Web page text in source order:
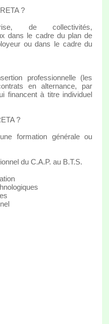
?
de collectivités,
dans le cadre du plan de
ou dans le cadre du
professionnelle (les
en alternance, par
financent à titre individuel
?
formation générale ou
du C.A.P. au B.T.S.